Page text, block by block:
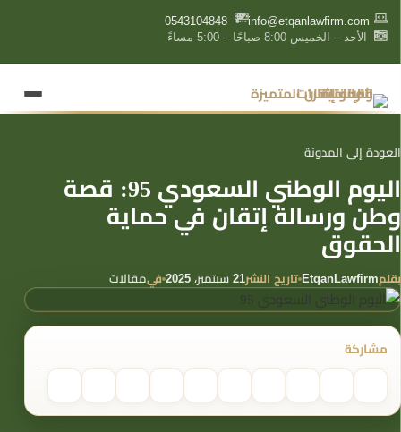
content
info@etqanlawfirm.com
0543104848
الأحد – الخميس 8:00 صباحًا – 5:00 مساءً
العودة إلى المدونة
اليوم الوطني السعودي 95: قصة
وطن ورسالة إتقان في حماية
الحقوق
بقلمEtqanLawfirm تاريخ النشر21 سبتمبر، 2025 فيمقالات
مشاركة